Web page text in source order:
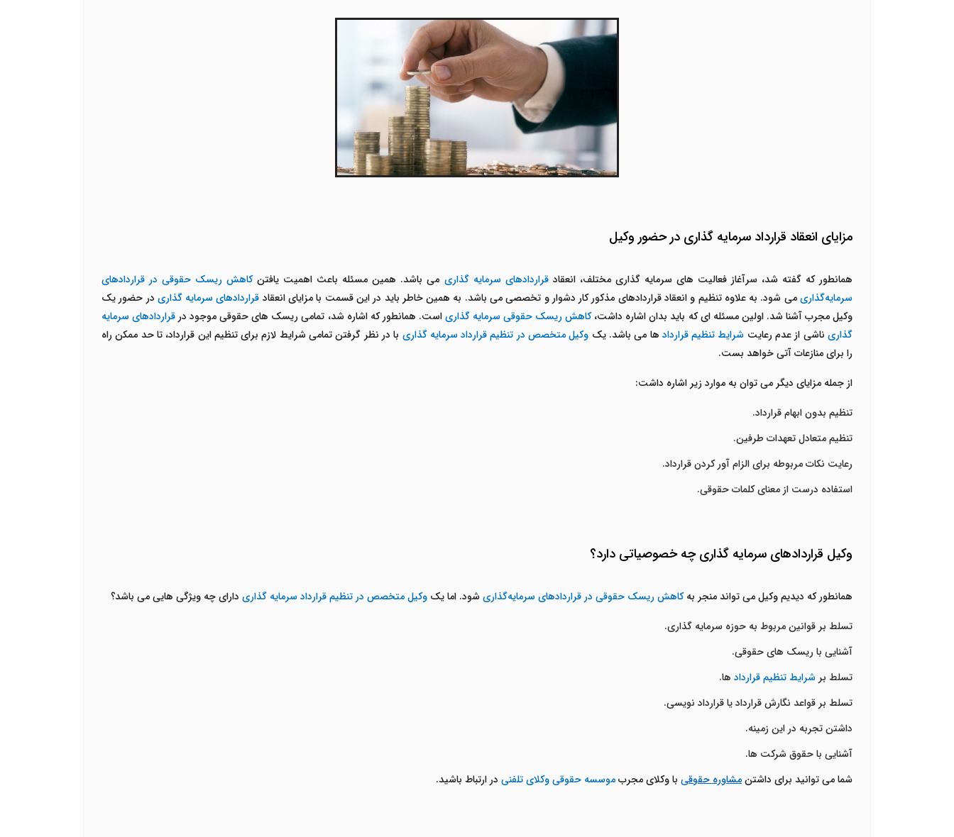
مزایای انعقاد قرارداد سرمایه گذاری در حضور وکیل
همانطور که گفته شد، سرآغاز فعالیت های سرمایه گذاری مختلف، انعقادقراردادهای سرمایه گذاری می باشد. همین مسئله باعث اهمیت یافتنکاهش ریسک حقوقی در قراردادهای
سرمایه‌گذاریمی شود. به علاوه تنظیم و انعقاد قراردادهای مذکور کار دشوار و تخصصی می باشد. به همین خاطر باید در این قسمت با مزایای انعقاد قراردادهای سرمایه گذاری در حضور یک
وکیل مجرب آشنا شد. اولین مسئله ای که باید بدان اشاره داشت،کاهش ریسک حقوقی سرمایه گذاریاست. همانطور که اشاره شد، تمامی ریسک های حقوقی موجود در قراردادهای سرمایه
گذاریناشی از عدم رعایت شرایط تنظیم قرارداد ها می باشد. یک وکیل متخصص در تنظیم قرارداد سرمایه گذاری با در نظر گرفتن تمامی شرایط لازم برای تنظیم این قرارداد، تا حد ممکن راه
را برای منازعات آتی خواهد بست.
از جمله مزایای دیگر می توان به موارد زیر اشاره داشت:
تنظیم بدون ابهام قرارداد.
تنظیم متعادل تعهدات طرفین.
رعایت نکات مربوطه برای الزام آور کردن قرارداد.
استفاده درست از معنای کلمات حقوقی.
وکیل قراردادهای سرمایه گذاری چه خصوصیاتی دارد؟
همانطور که دیدیم وکیل می تواند منجر بهکاهش ریسک حقوقی در قراردادهای سرمایه‌گذاریشود. اما یک وکیل متخصص در تنظیم قرارداد سرمایه گذاری دارای چه ویژگی هایی می باشد؟
تسلط بر قوانین مربوط به حوزه سرمایه گذاری.
آشنایی با ریسک های حقوقی.
تسلط بر شرایط تنظیم قرارداد ها.
تسلط بر قواعد نگارش قرارداد یا قرارداد نویسی.
داشتن تجربه در این زمینه.
آشنایی با حقوق شرکت ها.
شما می توانید برای داشتنمشاوره حقوقی با وکلای مجربموسسه حقوقی وکلای تلفنی در ارتباط باشید.